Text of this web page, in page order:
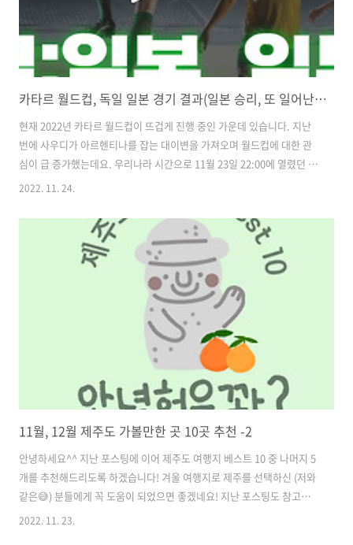
카타르 월드컵, 독일 일본 경기 결과(일본 승리, 또 일어난 이변!)
현재 2022년 카타르 월드컵이 뜨겁게 진행 중인 가운데 있습니다. 지난
번에 사우디가 아르헨티나를 잡는 대이변을 가져오며 월드컵에 대한 관
심이 급 증가했는데요. 우리나라 시간으로 11월 23일 22:00에 열렸던 일
본과 독일의 경기에서 일본이 승리하는 대이변이 일어났습니다! 경기 전
리라 쉽사리 예측하지 못했는데요. 하지만 일본은 2018년 월드컵 당시
한국이 독일을 상대로 승리를 거뒀던 사실을 언급하며 자신들도 마찬가
지로 그러한 승리를 이루겠다 자신하기도 했습니다. 그런 자신 덕분일까
요? 일본은 독일을 상대로 2:1로 승리하는 대 이변을 만들어냈습니다. 경
기 결과 한 번 살펴보실까요? 심지어 일본의 승리는 역전승이었는데요.
2022. 11. 24.
11월, 12월 제주도 가볼만한 곳 10곳 추천 -2
안녕하세요^^ 지난 포스팅에 이어 제주도 여행지 베스트 10 중 나머지 5
개를 추천해드리도록 하겠습니다! 겨울 여행지로 제주를 선택하신 (저와
같은😅) 분들에게 꼭 도움이 되었으면 좋겠네요! 지난 포스팅도 참고해
보세요! 2022.11.21 - [커플 데이트] - 11월, 12월 제주도 가볼만한 곳
2022. 11. 23.